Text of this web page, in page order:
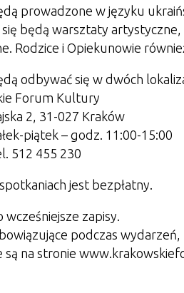
prowadzone w języku
będą warsztaty
Rodzice i Opiekunowie
odbywać się w dwóch
Forum Kultury
2, 31-027 Kraków
piątek – godz. 11:00-15:00
512 455 230
jest bezpłatny.
wcześniejsze zapisy.
podczas
na stronie